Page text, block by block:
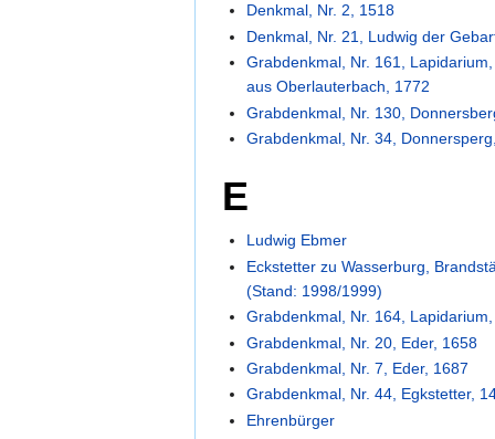
Denkmal, Nr. 2, 1518
Denkmal, Nr. 21, Ludwig der
Grabdenkmal, Nr. 161,
aus Oberlauterbach, 1772
Grabdenkmal, Nr. 130,
Grabdenkmal, Nr. 34,
E
Ludwig Ebmer
Eckstetter zu Wasserburg,
(Stand: 1998/1999)
Grabdenkmal, Nr. 164,
Grabdenkmal, Nr. 20, Eder, 1658
Grabdenkmal, Nr. 7, Eder, 1687
Grabdenkmal, Nr. 44, Egkstetter,
Ehrenbürger